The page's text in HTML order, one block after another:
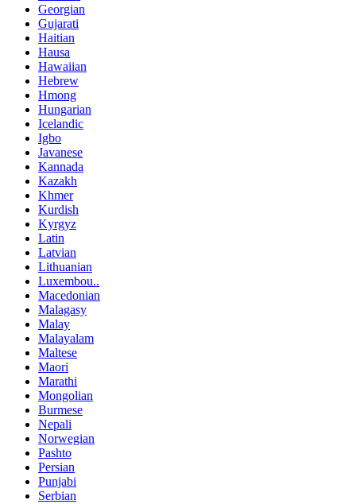
Georgian
Gujarati
Haitian
Hausa
Hawaiian
Hebrew
Hmong
Hungarian
Icelandic
Igbo
Javanese
Kannada
Kazakh
Khmer
Kurdish
Kyrgyz
Latin
Latvian
Lithuanian
Luxembou..
Macedonian
Malagasy
Malay
Malayalam
Maltese
Maori
Marathi
Mongolian
Burmese
Nepali
Norwegian
Pashto
Persian
Punjabi
Serbian